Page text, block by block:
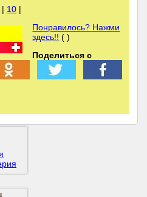
| 10 |
Понравилось? Нажми
здесь!! ( )
Поделиться с